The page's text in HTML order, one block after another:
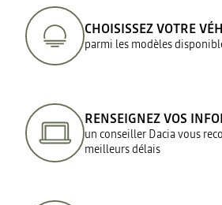
CHOISISSEZ VOTRE
parmi les modèles
RENSEIGNEZ VOS
un conseiller Dacia vous
meilleurs délais